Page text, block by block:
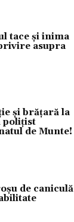
tace și inima
asupra
și brățară la
polițist
de Munte!
de caniculă